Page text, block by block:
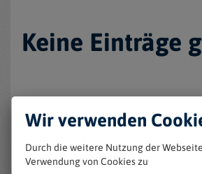
Keine Einträge
Wir verwenden
Durch die weitere Nutzung der
Verwendung von Cookies zu